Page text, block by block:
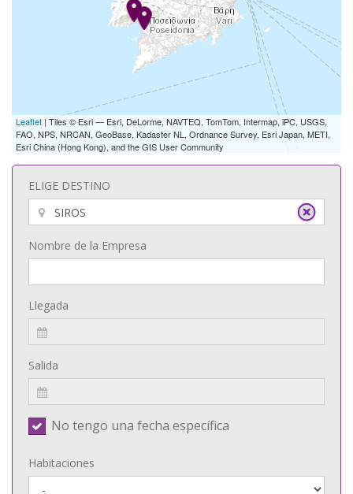
Leaflet | Tiles © Esri — Esri, DeLorme, NAVTEQ, TomTom, Intermap, iPC, USGS,
FAO, NPS, NRCAN, GeoBase, Kadaster NL, Ordnance Survey, Esri Japan, METI,
Esri China (Hong Kong), and the GIS User Community
ELIGE DESTINO
Nombre de la Empresa
Llegada
Salida
No tengo una fecha específica
Habitaciones